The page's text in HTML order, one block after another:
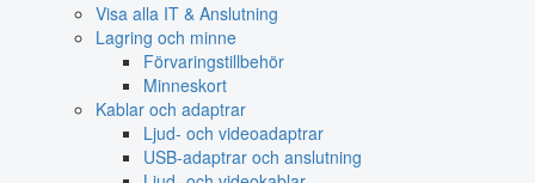
Visa alla IT & Anslutning
Lagring och minne
Förvaringstillbehör
Minneskort
Kablar och adaptrar
Ljud- och videoadaptrar
USB-adaptrar och anslutning